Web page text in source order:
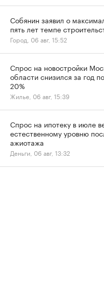
Собянин заявил о
пять лет темпе
Город, 06 авг, 15:52
Спрос на новостройки
области снизился за год
20%
Жилье, 06 авг, 15:39
Спрос на ипотеку в июле
естественному уровню
ажиотажа
Деньги, 06 авг, 13:32